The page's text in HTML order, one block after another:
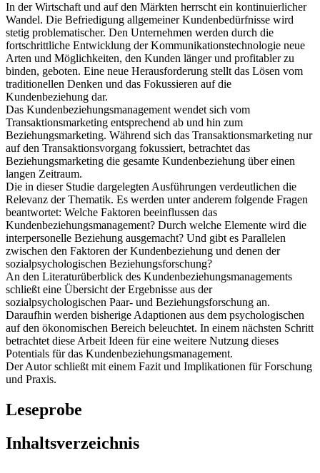
In der Wirtschaft und auf den Märkten herrscht ein kontinuierlicher
Wandel. Die Befriedigung allgemeiner Kundenbedürfnisse wird
stetig problematischer. Den Unternehmen werden durch die
fortschrittliche Entwicklung der Kommunikationstechnologie neue
Arten und Möglichkeiten, den Kunden länger und profitabler zu
binden, geboten. Eine neue Herausforderung stellt das Lösen vom
traditionellen Denken und das Fokussieren auf die
Kundenbeziehung dar.
Das Kundenbeziehungsmanagement wendet sich vom
Transaktionsmarketing entsprechend ab und hin zum
Beziehungsmarketing. Während sich das Transaktionsmarketing nur
auf den Transaktionsvorgang fokussiert, betrachtet das
Beziehungsmarketing die gesamte Kundenbeziehung über einen
langen Zeitraum.
Die in dieser Studie dargelegten Ausführungen verdeutlichen die
Relevanz der Thematik. Es werden unter anderem folgende Fragen
beantwortet: Welche Faktoren beeinflussen das
Kundenbeziehungsmanagement? Durch welche Elemente wird die
interpersonelle Beziehung ausgemacht? Und gibt es Parallelen
zwischen den Faktoren der Kundenbeziehung und denen der
sozialpsychologischen Beziehungsforschung?
An den Literaturüberblick des Kundenbeziehungsmanagements
schließt eine Übersicht der Ergebnisse aus der
sozialpsychologischen Paar- und Beziehungsforschung an.
Daraufhin werden bisherige Adaptionen aus dem psychologischen
auf den ökonomischen Bereich beleuchtet. In einem nächsten Schritt
betrachtet diese Arbeit Ideen für eine weitere Nutzung dieses
Potentials für das Kundenbeziehungsmanagement.
Der Autor schließt mit einem Fazit und Implikationen für Forschung
und Praxis.
Leseprobe
Inhaltsverzeichnis